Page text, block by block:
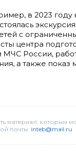
в 2023 году
с
центра
МЧС России,
а также показ
материал, которым
почты: inteb@mail.ru